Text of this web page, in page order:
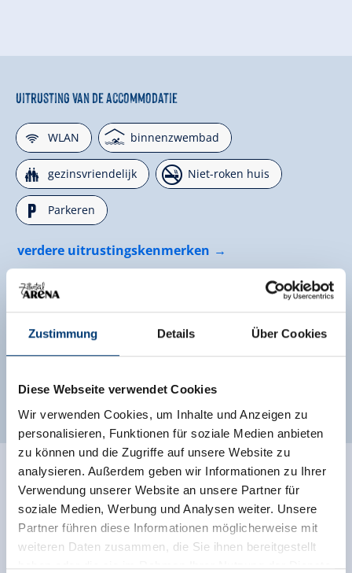
Zustimmung Details Über Cookies
Diese Webseite verwendet Cookies
Wir verwenden Cookies, um Inhalte und Anzeigen zu
personalisieren, Funktionen für soziale Medien anbieten
zu können und die Zugriffe auf unsere Website zu
analysieren. Außerdem geben wir Informationen zu Ihrer
Verwendung unserer Website an unsere Partner für
soziale Medien, Werbung und Analysen weiter. Unsere
Partner führen diese Informationen möglicherweise mit
weiteren Daten zusammen, die Sie ihnen bereitgestellt
haben oder die sie im Rahmen Ihrer Nutzung der Dienste
Uitrusting van de accommodatie
🜉WLAN 🅤binnenzwembad
🍺gezinsvriendelijk 🏝Niet-roken huis
🐈Parkeren
verdere uitrustingskenmerken
Ligging
Centrale ligging right on the ski-bus stop
Direct aan het fietspad Aan de wandelweg
right on the bus stop Rustige ligging
Ratings